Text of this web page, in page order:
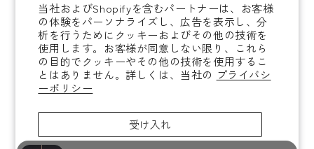
当社およびShopifyを含むパートナーは、お客様
の体験をパーソナライズし、広告を表示し、分
析を行うためにクッキーおよびその他の技術を
使用します。お客様が同意しない限り、これら
の目的でクッキーやその他の技術を使用するこ
とはありません。詳しくは、当社の プライバシ
ーポリシー
受け入れ
タスクライト
ポータブルライト
和風照明
その他照明 / パーツ
電球
デスク
ミラー
収納家具
コートハンガー
傘立て
その他家具
掛時計
置時計
腕時計
花器
テーブルウェア
ホームアクセサリー
即納商品
ご案内
法人取引のご案内
About YAMAGIWA
ショッピングガイド
お知らせ
ご利用ガイド